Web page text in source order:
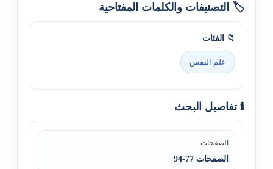
🏷️ التصنيفات والكلمات المفتاحية
📁 الفئات
علم النفس
ℹ️ تفاصيل البحث
الصفحات
الصفحات 77-94